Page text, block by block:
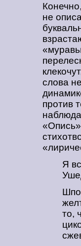
не
слова
против
Я
то,